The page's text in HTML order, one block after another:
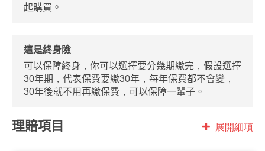
起購買。
這是終身險
可以保障終身，你可以選擇要分幾期繳完，假設選擇
30年期，代表保費要繳30年，每年保費都不會變，
30年後就不用再繳保費，可以保障一輩子。
理賠項目 展開細項